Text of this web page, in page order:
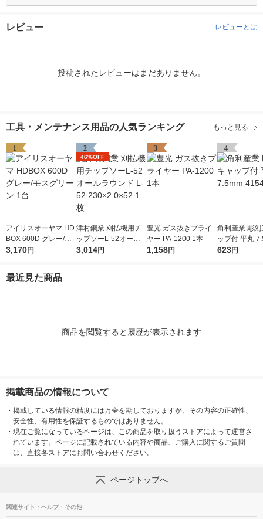
レビュー レビューとは
投稿されたレビューはまだありません。
工具・メンテナンス用品の人気ランキング もっと見る
1
アイリスオーヤマ HD
BOX 600D グレー/モ
スグリーン 1台
3,170円
2
46%OFF
津村鋼業 刈払機用チ
ップソーL-52オール
ラウンド L-52 230×2.
3,014円
3
豊光 ガス抜きプライ
ヤー PA-1200 1本
1,158円
4
角利産業 彫刻
ップ付 平丸
541 1個
623円
最近見た商品
商品を閲覧すると履歴が表示されます
掲載商品の情報について
・ 掲載している情報の精度には万全を期しておりますが、その内容の正確性、
安全性、有用性を保証するものではありません。
・ 現在ご覧になっているページは、この商品を取り扱うストアによって運営さ
れています。ページに記載されている内容や商品、ご購入に関するご質問
は、直接各ストアにお問い合わせください。
ページトップへ
関連サイト・ヘルプ・その他